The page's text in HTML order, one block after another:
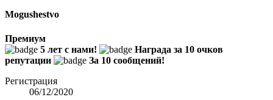
Mogushestvo
Премиум
5 лет с нами!
Награда за 10 очков
репутации
За 10 сообщений!
Регистрация
06/12/2020